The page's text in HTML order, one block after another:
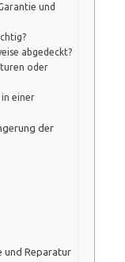
und
abgedeckt?
oder
in einer
der
und Reparatur